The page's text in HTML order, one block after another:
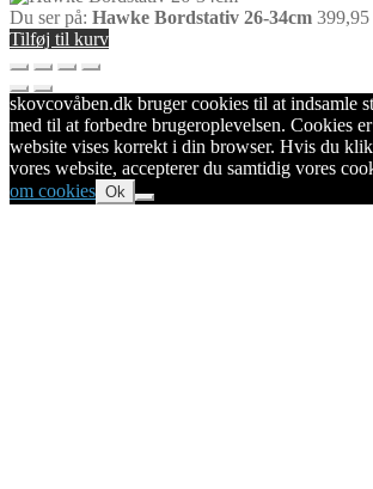
Du ser på: Hawke Bordstativ 26-34cm 399,95
Tilføj til kurv
skovcovåben.dk bruger cookies til at indsamle
med til at forbedre brugeroplevelsen. Cookies
website vises korrekt i din browser. Hvis du
vores website, accepterer du samtidig vores
om cookies Ok